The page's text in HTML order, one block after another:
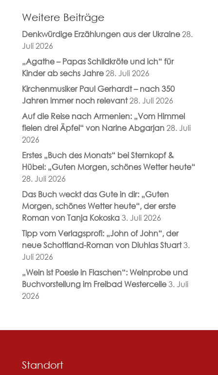
Weitere Beiträge
Denkwürdige Erzählungen aus der Ukraine 28.
Juli 2026
„Agathe – Papas Schildkröte und ich“ für
Kinder ab sechs Jahre 28. Juli 2026
Kirchenmusiker Paul Gerhardt – nach 350
Jahren immer noch relevant 28. Juli 2026
Auf die Reise nach Armenien: „Vom Himmel
fielen drei Äpfel“ von Narine Abgarjan 28. Juli
2026
Erstes „Buch des Monats“ bei Sternkopf &
Hübel: „Guten Morgen, schönes Wetter heute“
28. Juli 2026
Das Buch weckt das Gute in dir: „Guten
Morgen, schönes Wetter heute“, der erste
Roman von Tanja Kokoska 3. Juli 2026
Tipp vom Verlagsprofi: „John of John“, der
neue Schottland-Roman von Diuhlas Stuart 3.
Juli 2026
„Wein ist Poesie in Flaschen“: Weinprobe und
Buchvorstellung im Freibad Westercelle 3. Juli
2026
Standort